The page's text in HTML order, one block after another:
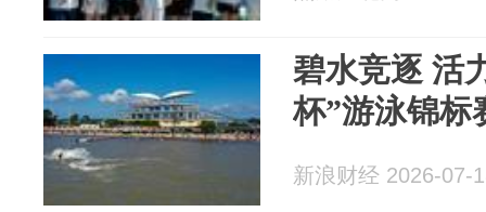
碧水竞逐 活
杯”游泳锦标
新浪财经 2026-07-